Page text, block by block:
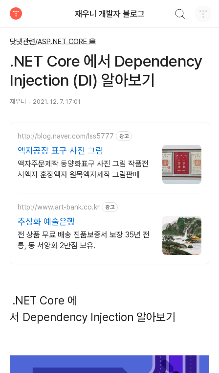
재우니 개발자 블로그
닷넷관련/ASP.NET CORE 🍔
.NET Core 에서 Dependency
Injection (DI) 알아보기
재우니 2021. 12. 7. 17:01
http://blog.naver.com/lss5777 광고
액자공장 표구 사진 그림
액자주문제작 동양화표구 사진 그림 작품전
시액자 훈장액자 원목액자제작 그림판매
http://www.art-bank.co.kr 광고
추상화 예술은행
전 상품 무료 배송 진품보증서 보장 35년 전
통, 동 서양화 2만점 보유.
.NET Core 에
서 Dependency Injection 알아보기